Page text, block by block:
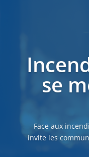
se
Face aux
invite les